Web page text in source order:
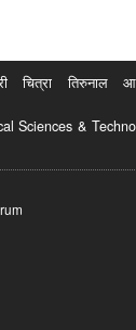
तिरुनाल
Sciences &